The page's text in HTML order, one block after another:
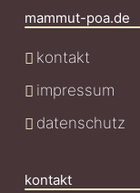
mammut-poa.de
kontakt
impressum
datenschutz
kontakt